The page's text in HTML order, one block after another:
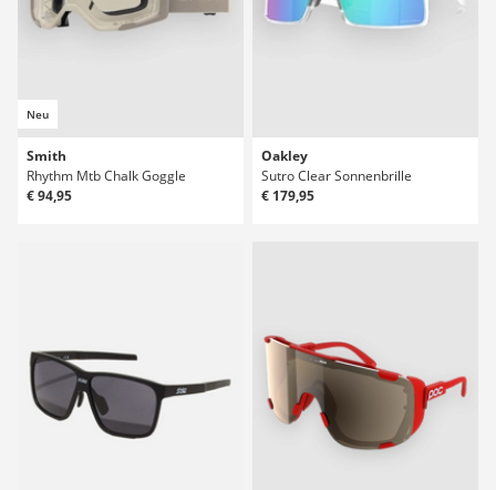
Neu
Smith
Rhythm Mtb Chalk Goggle
€ 94,95
Oakley
Sutro Clear Sonnenbrille
€ 179,95